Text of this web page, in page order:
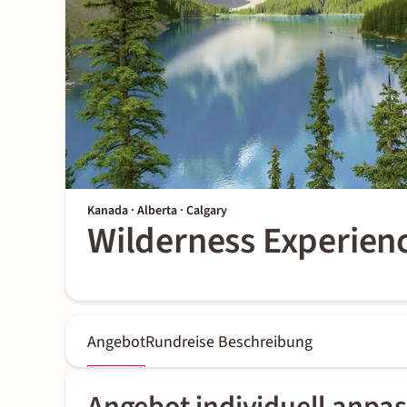
Kanada · Alberta · Calgary
Wilderness
AngebotRundreise Beschreibung